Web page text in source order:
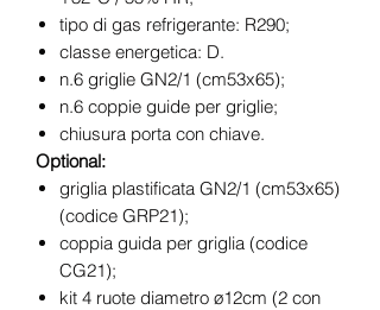
tipo di gas refrigerante: R290;
classe energetica: D.
n.6 griglie GN2/1 (cm53x65);
n.6 coppie guide per griglie;
chiusura porta con chiave.
Optional:
griglia plastificata GN2/1 (cm53x65)
(codice GRP21);
coppia guida per griglia (codice
CG21);
kit 4 ruote diametro ø12cm (2 con